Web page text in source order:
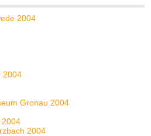
2004
2004
Gronau 2004
2004
2004